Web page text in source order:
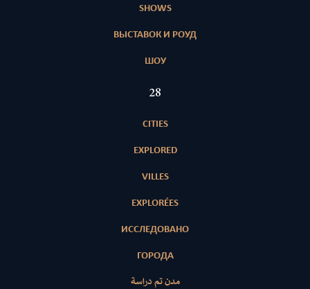
SHOWS
ВЫСТАВОК И РОУД
ШОУ
28
CITIES
EXPLORED
VILLES
EXPLORÉES
ИССЛЕДОВАНО
ГОРОДА
مدن تم دراسة